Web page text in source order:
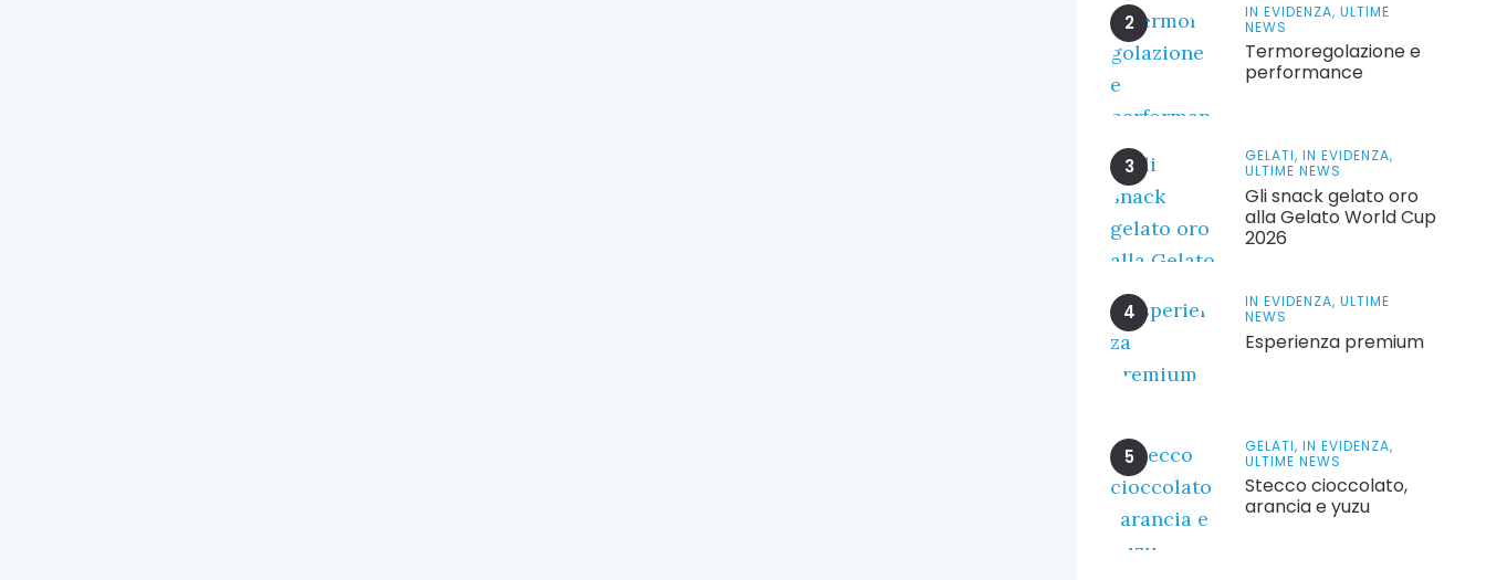
IN EVIDENZA, ULTIME
NEWS
Termoregolazione e
performance
GELATI, IN EVIDENZA,
ULTIME NEWS
Gli snack gelato oro
alla Gelato World Cup
2026
IN EVIDENZA, ULTIME
NEWS
Esperienza premium
GELATI, IN EVIDENZA,
ULTIME NEWS
Stecco cioccolato,
arancia e yuzu